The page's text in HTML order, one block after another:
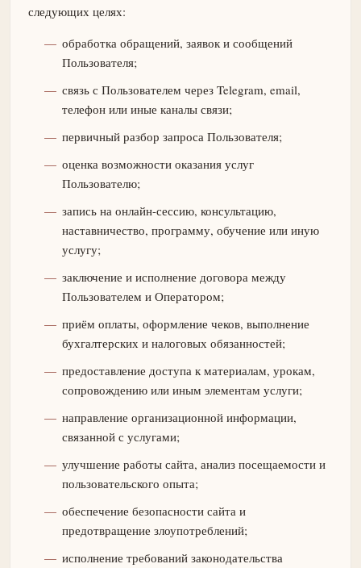
следующих целях:
обработка обращений, заявок и сообщений
Пользователя;
связь с Пользователем через Telegram, email,
телефон или иные каналы связи;
первичный разбор запроса Пользователя;
оценка возможности оказания услуг
Пользователю;
запись на онлайн-сессию, консультацию,
наставничество, программу, обучение или иную
услугу;
заключение и исполнение договора между
Пользователем и Оператором;
приём оплаты, оформление чеков, выполнение
бухгалтерских и налоговых обязанностей;
предоставление доступа к материалам, урокам,
сопровождению или иным элементам услуги;
направление организационной информации,
связанной с услугами;
улучшение работы сайта, анализ посещаемости и
пользовательского опыта;
обеспечение безопасности сайта и
предотвращение злоупотреблений;
исполнение требований законодательства